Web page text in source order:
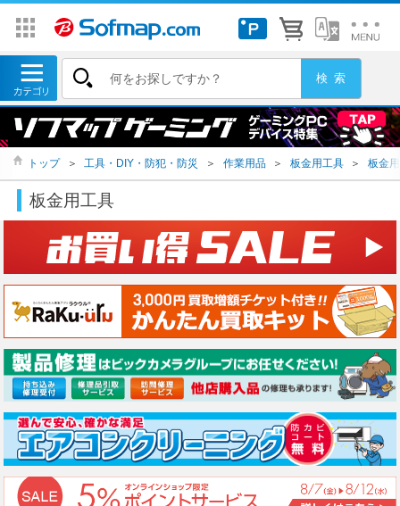
トップ ＞ 工具・DIY・防犯・防災 ＞ 作業用品 ＞ 板金用工具 ＞ 板金
板金用工具